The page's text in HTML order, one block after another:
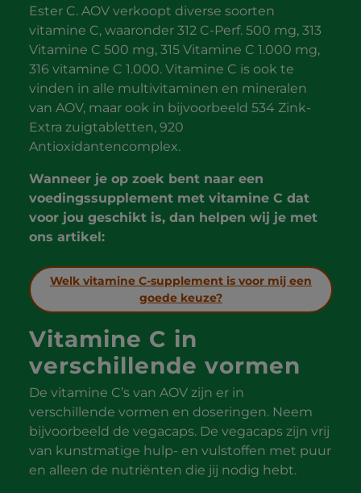
Ester C. AOV verkoopt diverse soorten
vitamine C, waaronder 312 C-Perf. 500 mg, 313
Vitamine C 500 mg, 315 Vitamine C 1.000 mg,
316 vitamine C 1.000. Vitamine C is ook te
vinden in alle multivitaminen en mineralen
van AOV, maar ook in bijvoorbeeld 534 Zink-
Extra zuigtabletten, 920
Antioxidantencomplex.
Wanneer je op zoek bent naar een
voedingssupplement met vitamine C dat
voor jou geschikt is, dan helpen wij je met
ons artikel:
Welk vitamine C-supplement is voor mij een
goede keuze?
Vitamine C in
verschillende vormen
De vitamine C’s van AOV zijn er in
verschillende vormen en doseringen. Neem
bijvoorbeeld de vegacaps. De vegacaps zijn vrij
van kunstmatige hulp- en vulstoffen met puur
en alleen de nutriënten die jij nodig hebt.